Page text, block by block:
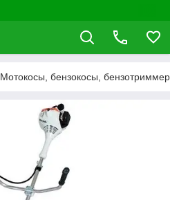
Мотокосы, бензокосы,